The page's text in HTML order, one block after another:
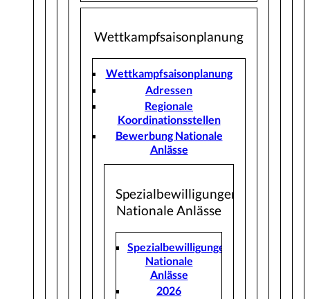
Wettkampfsaisonplanung
Wettkampfsaisonplanung
Adressen
Regionale
Koordinationsstellen
Bewerbung Nationale
Anlässe
Spezialbewilligungen
Nationale Anlässe
Spezialbewilligungen
Nationale
Anlässe
2026